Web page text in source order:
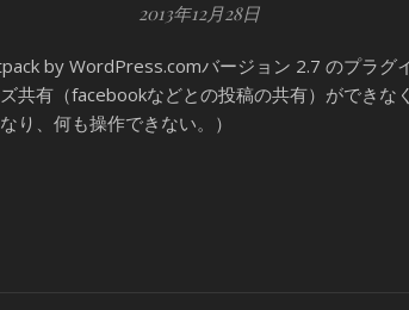
2013年12月28日
by WordPress.comバージョン 2.7 のプラグイ
共有（facebookなどとの投稿の共有）ができな
り、何も操作できない。）